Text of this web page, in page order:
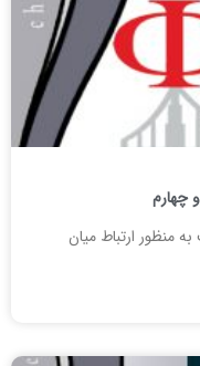
چهارم
منظور ارتباط میان